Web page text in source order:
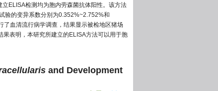
ELISA检测均为胞内劳森菌抗体阳性。该方法
验的变异系数分别为0.352%~2.752%和
血清流行病学调查，结果显示被检地区猪场
表明，本研究所建立的ELISA方法可以用于胞
and Development